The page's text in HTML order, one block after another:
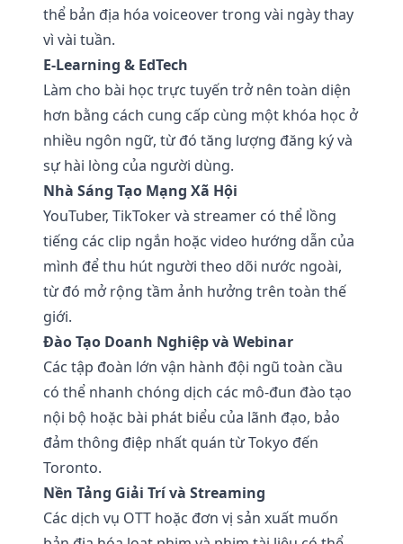
thể bản địa hóa voiceover trong vài ngày thay
vì vài tuần.
E-Learning & EdTech
Làm cho bài học trực tuyến trở nên toàn diện
hơn bằng cách cung cấp cùng một khóa học ở
nhiều ngôn ngữ, từ đó tăng lượng đăng ký và
sự hài lòng của người dùng.
Nhà Sáng Tạo Mạng Xã Hội
YouTuber, TikToker và streamer có thể lồng
tiếng các clip ngắn hoặc video hướng dẫn của
mình để thu hút người theo dõi nước ngoài,
từ đó mở rộng tầm ảnh hưởng trên toàn thế
giới.
Đào Tạo Doanh Nghiệp và Webinar
Các tập đoàn lớn vận hành đội ngũ toàn cầu
có thể nhanh chóng dịch các mô-đun đào tạo
nội bộ hoặc bài phát biểu của lãnh đạo, bảo
đảm thông điệp nhất quán từ Tokyo đến
Toronto.
Nền Tảng Giải Trí và Streaming
Các dịch vụ OTT hoặc đơn vị sản xuất muốn